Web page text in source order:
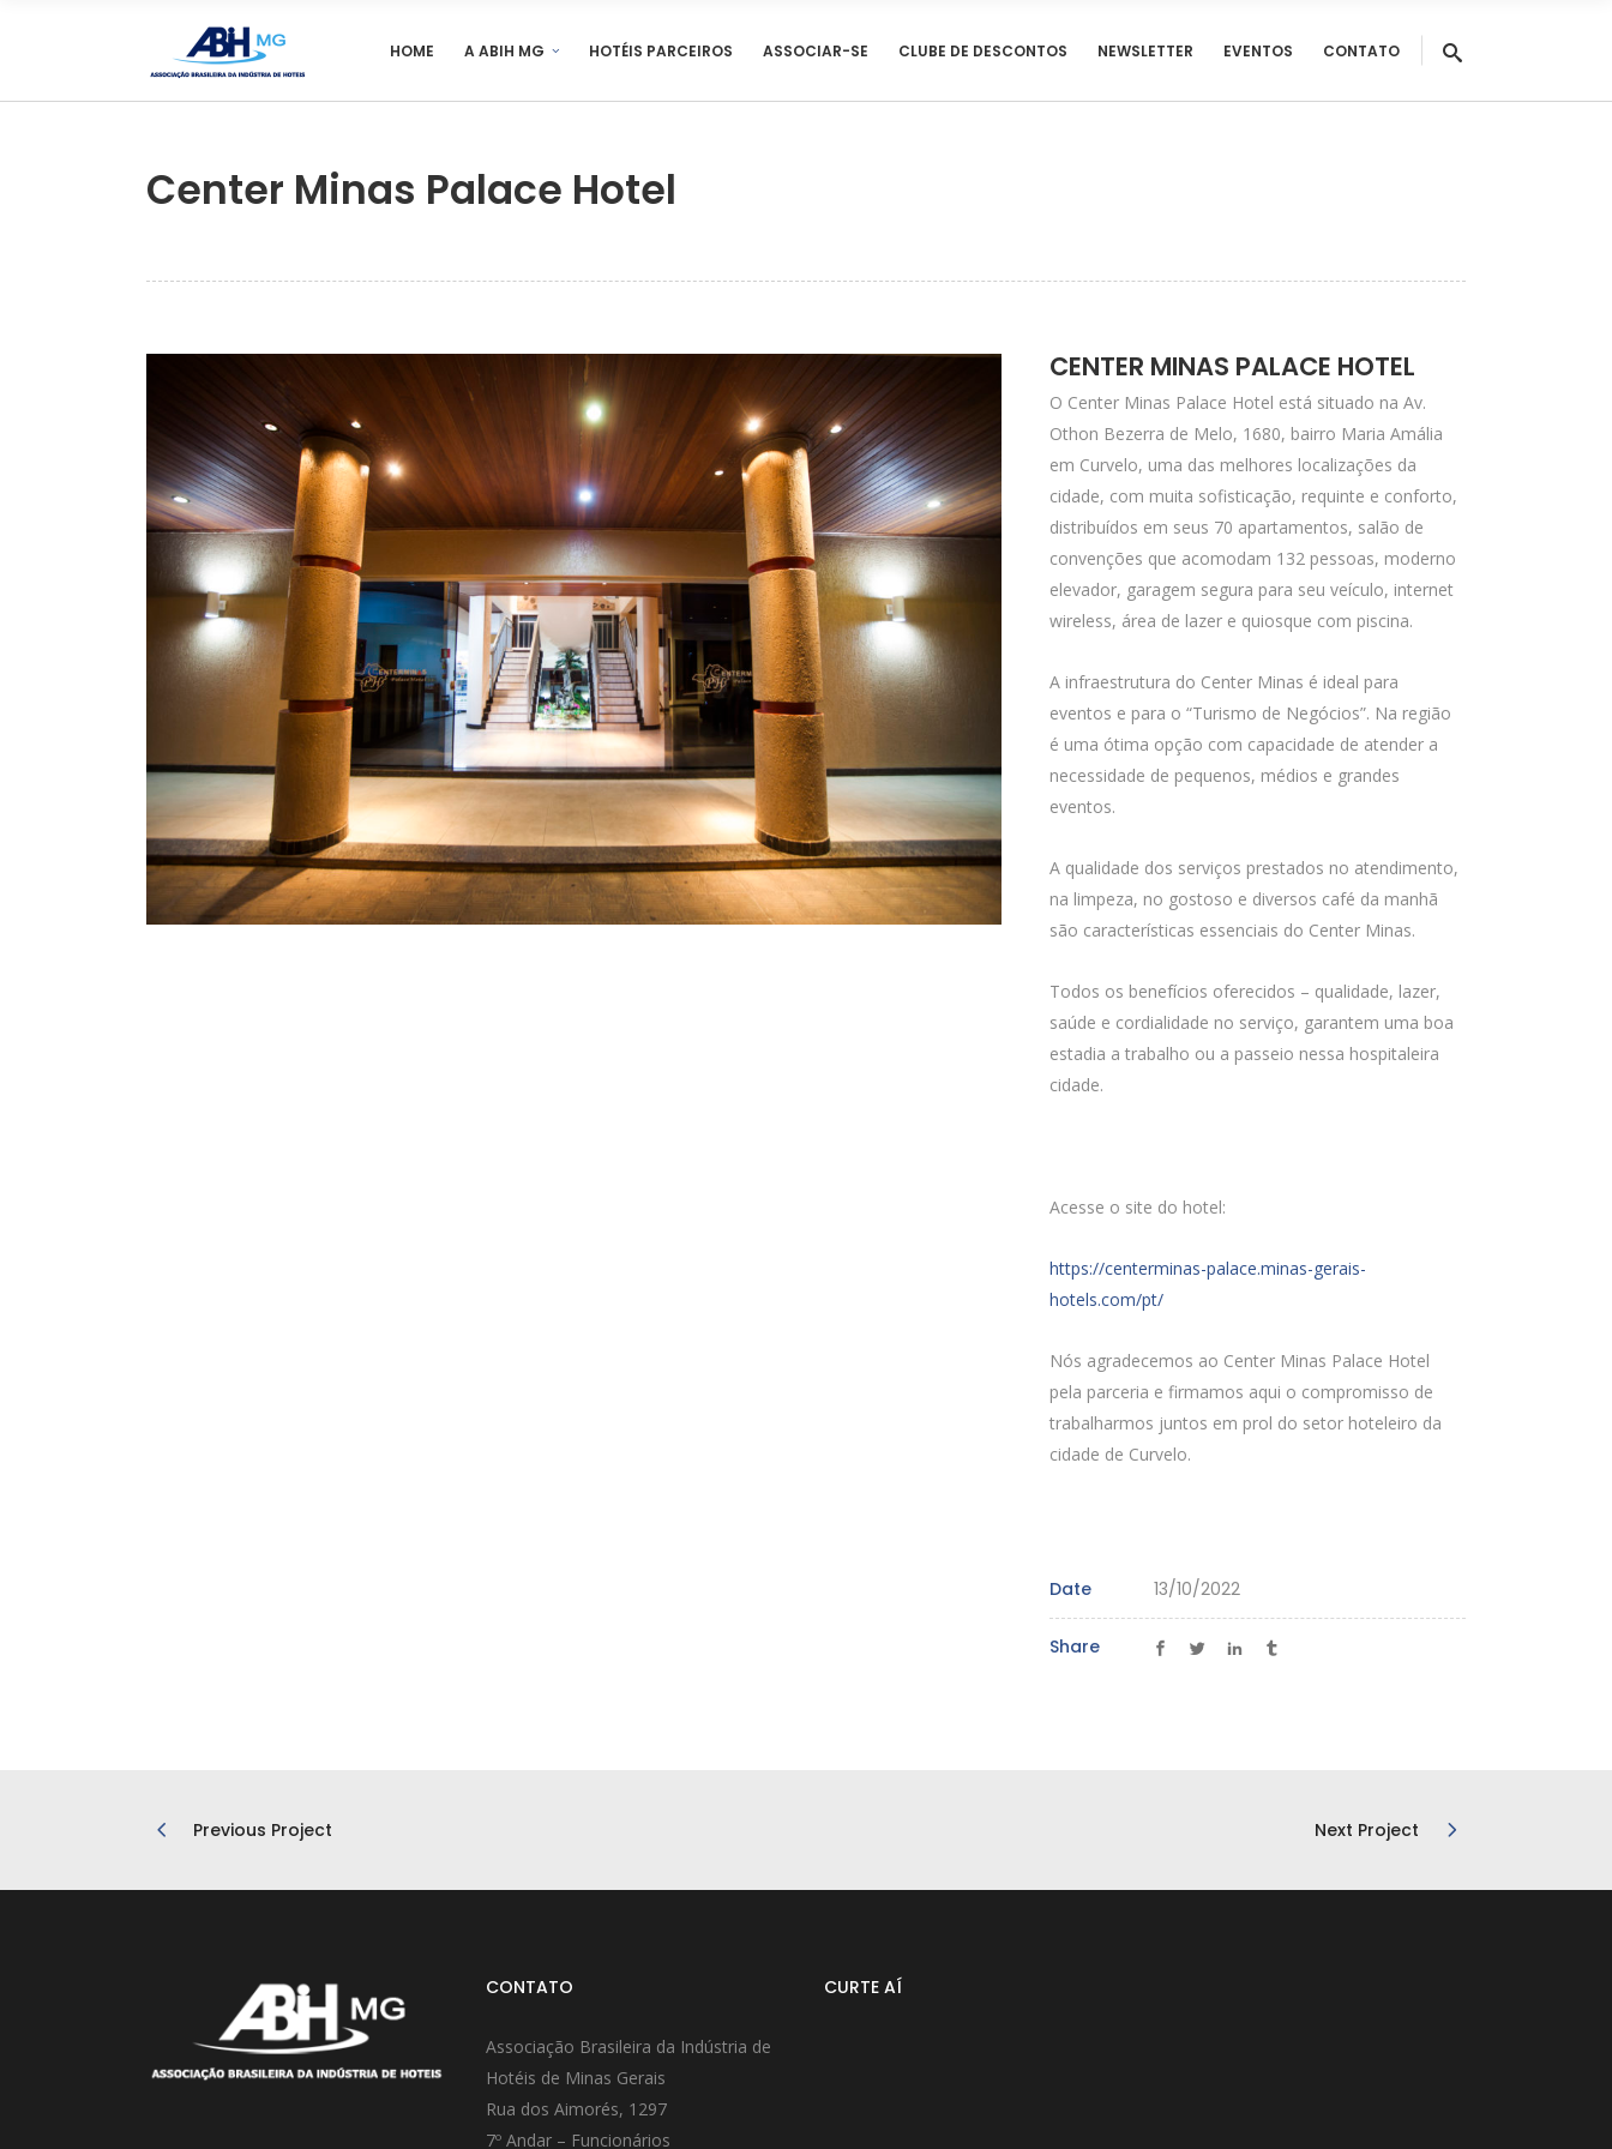
HOME A ABIH MG HOTÉIS PARCEIROS ASSOCIAR-SE CLUBE DE DESCONTOS NEWSLETTER EVENTOS CONTATO
Center Minas Palace Hotel
CENTER MINAS PALACE HOTEL
O Center Minas Palace Hotel está situado na Av.
Othon Bezerra de Melo, 1680, bairro Maria Amália
em Curvelo, uma das melhores localizações da
cidade, com muita sofisticação, requinte e conforto,
distribuídos em seus 70 apartamentos, salão de
convenções que acomodam 132 pessoas, moderno
elevador, garagem segura para seu veículo, internet
wireless, área de lazer e quiosque com piscina.
A infraestrutura do Center Minas é ideal para
eventos e para o “Turismo de Negócios”. Na região
é uma ótima opção com capacidade de atender a
necessidade de pequenos, médios e grandes
eventos.
A qualidade dos serviços prestados no atendimento,
na limpeza, no gostoso e diversos café da manhã
são características essenciais do Center Minas.
Todos os benefícios oferecidos – qualidade, lazer,
saúde e cordialidade no serviço, garantem uma boa
estadia a trabalho ou a passeio nessa hospitaleira
cidade.
Acesse o site do hotel:
https://centerminas-palace.minas-gerais-
hotels.com/pt/
Nós agradecemos ao Center Minas Palace Hotel
pela parceria e firmamos aqui o compromisso de
trabalharmos juntos em prol do setor hoteleiro da
cidade de Curvelo.
Date 13/10/2022
Share
Previous Project Next Project
CONTATO
Associação Brasileira da Indústria de
Hotéis de Minas Gerais
Rua dos Aimorés, 1297
7º Andar – Funcionários
CURTE AÍ